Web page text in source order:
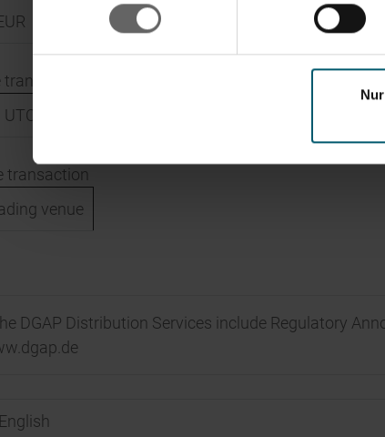
115898.96 EUR
transaction
venue
DGAP Distribution Services include Regulatory
English